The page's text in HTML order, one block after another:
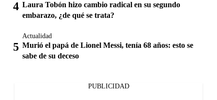
Laura Tobón hizo cambio radical en su segundo
embarazo, ¿de qué se trata?
Actualidad
Murió el papá de Lionel Messi, tenía 68 años: esto se
sabe de su deceso
PUBLICIDAD